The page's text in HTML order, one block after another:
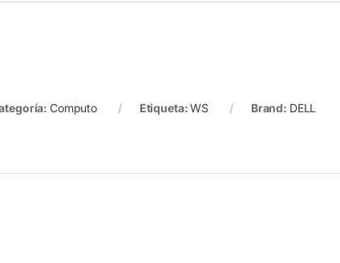
Computo Etiqueta:WS Brand: DELL